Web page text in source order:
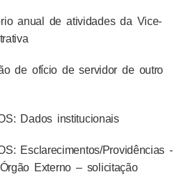
anual de atividades da Vice-
de ofício de servidor de outro
Dados institucionais
Esclarecimentos/Providências -
Externo – solicitação